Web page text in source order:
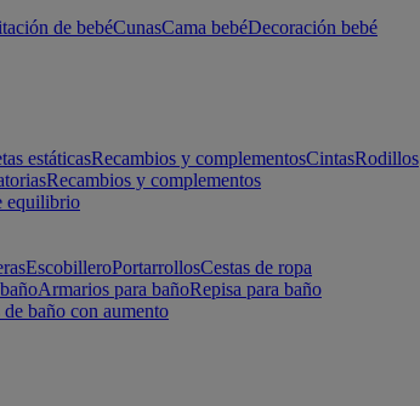
de bebéCunasCama bebéDecoración bebé
estáticasRecambios y complementosCintasRodillos
Recambios y complementos
equilibrio
EscobilleroPortarrollosCestas de ropa
Armarios para bañoRepisa para baño
de baño con aumento